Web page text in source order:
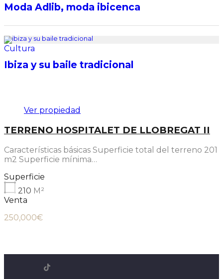
Moda Adlib, moda ibicenca
Cultura
Ibiza y su baile tradicional
Ver propiedad
TERRENO HOSPITALET DE LLOBREGAT II
Características básicas Superficie total del terreno 201
m2 Superficie mínima…
Superficie
210 M²
Venta
250,000€